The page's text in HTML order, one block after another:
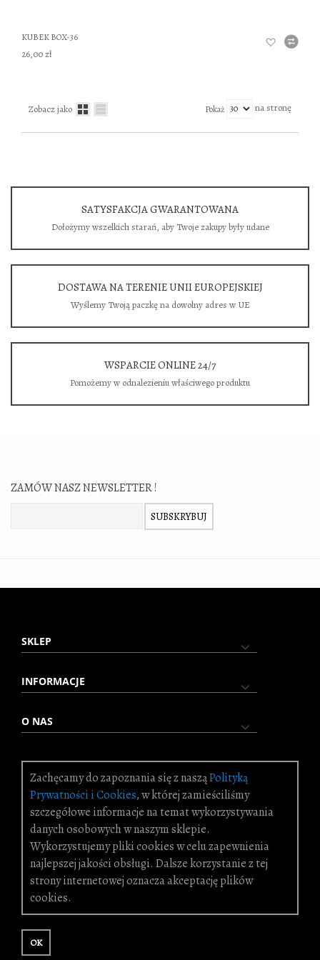
Zachęcamy do zapoznania się z nasząPolityką
Prywatności i Cookies, w której zamieściliśmy
szczegółowe informacje na temat wykorzystywania
danych osobowych w naszym sklepie.
Wykorzystujemy pliki cookies w celu zapewnienia
najlepszej jakości obsługi. Dalsze korzystanie z tej
strony internetowej oznacza akceptację plików
cookies.
OK
KUBEK BOX-36
26,00 zł
Zobacz jako Pokaż na stronę
SATYSFAKCJA GWARANTOWANA
Dołożymy wszelkich starań, aby Twoje zakupy były udane
DOSTAWA NA TERENIE UNII EUROPEJSKIEJ
Wyślemy Twoją paczkę na dowolny adres w UE
WSPARCIE ONLINE 24/7
Pomożemy w odnalezieniu właściwego produktu
ZAMÓW NASZ NEWSLETTER !
SUBSKRYBUJ
SKLEP
INFORMACJE
O NAS
© 2025 Queen Isabell. Wszystkie prawa zastrzeżone.
KONTAKT
ul. Gliwica 18, 43-190 Mikołów
+48 32 226 29 42
kontakt@queenisabell.eu
queenisabell24@gmail.com